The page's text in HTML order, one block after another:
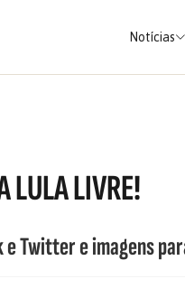
Notícias
LULA LIVRE!
Twitter e imagens